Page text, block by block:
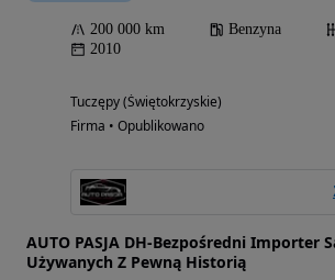
200 000 km Benzyna
2010
Tuczępy (Świętokrzyskie)
Firma • Opublikowano
AUTO PASJA DH-Bezpośredni Importer
Używanych Z Pewną Historią